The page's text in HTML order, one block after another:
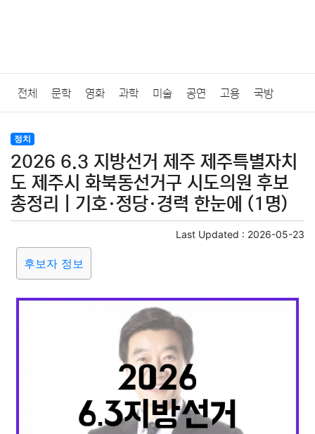
전체 문학 영화 과학 미술 공연 고용 국방
법률
질병 가요 방송 일상 주식 암호화폐 블록체인
결혼 육아 반려동물 패션 미용 증권 인테리어
요리 상품리뷰
건강 의학
교육 교통 생활
정치
2026 6.3 지방선거 제주 제주특별자치
도 제주시 화북동선거구 시도의원 후보
총정리｜기호·정당·경력 한눈에 (1명)
Last Updated : 2026-05-23
후보자 정보